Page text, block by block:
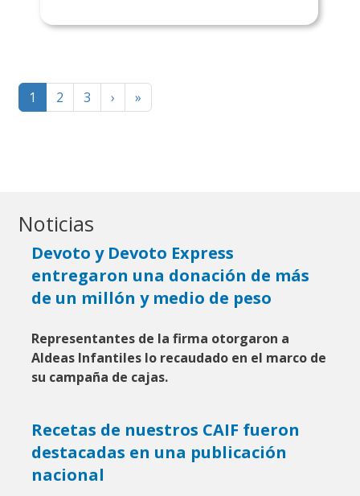
Paginación
1 2 3 › Página
siguiente
»
page
Noticias
Devoto y Devoto Express
entregaron una donación de más
de un millón y medio de peso
Representantes de la firma otorgaron a
Aldeas Infantiles lo recaudado en el marco de
su campaña de cajas.
Recetas de nuestros CAIF fueron
destacadas en una publicación
nacional